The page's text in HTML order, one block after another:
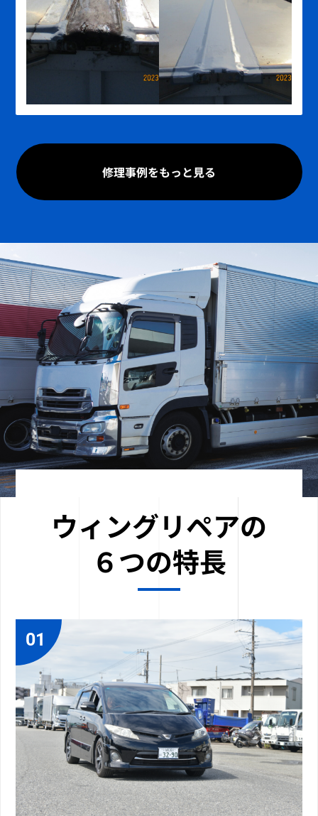
修理事例をもっと見る
ウィングリペアの
６つの特長
01